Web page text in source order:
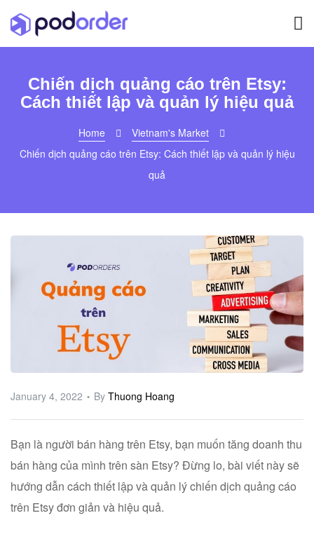
Chiến dịch quảng cáo trên Etsy:
Cách thiết lập và quản lý hiệu quả
Home
Vietnam's Market
Chiến dịch quảng cáo trên Etsy: Cách thiết lập và quản lý hiệu
quả
January 4, 2022 By Thuong Hoang
Bạn là người bán hàng trên Etsy, bạn muốn tăng doanh thu
bán hàng của mình trên sàn Etsy? Đừng lo, bài viết này sẽ
hướng dẫn cách thiết lập và quản lý chiến dịch quảng cáo
trên Etsy đơn giản và hiệu quả.